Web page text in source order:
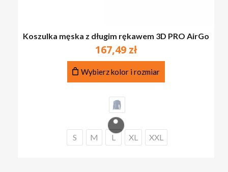
Koszulka męska z długim rękawem 3D PRO AirGo
167,49 zł
Wybierz kolor i rozmiar
można
wybrać
S M L XL XXL